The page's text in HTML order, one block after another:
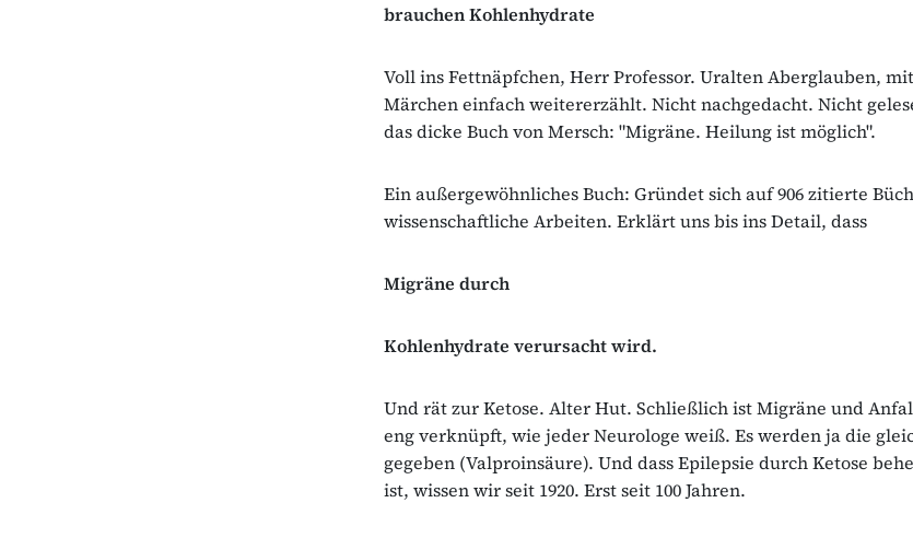
brauchen Kohlenhydrate
Voll ins Fettnäpfchen, Herr Professor. Uralten Aberglauben,
Märchen einfach weitererzählt. Nicht nachgedacht. Nicht
das dicke Buch von Mersch: "Migräne. Heilung ist möglich".
Ein außergewöhnliches Buch: Gründet sich auf 906 zitierte
wissenschaftliche Arbeiten. Erklärt uns bis ins Detail, dass
Migräne durch
Kohlenhydrate verursacht wird.
Und rät zur Ketose. Alter Hut. Schließlich ist Migräne und
eng verknüpft, wie jeder Neurologe weiß. Es werden ja die
gegeben (Valproinsäure). Und dass Epilepsie durch Ketose
ist, wissen wir seit 1920. Erst seit 100 Jahren.